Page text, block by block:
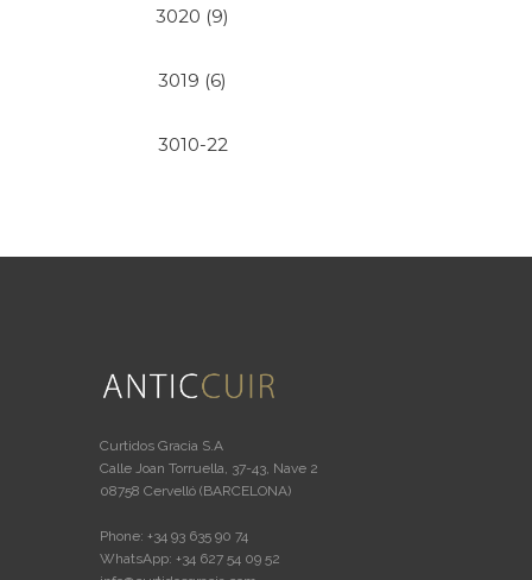
3020 (9)
3019 (6)
3010-22
Curtidos Gracia S.A
Calle Joan Torruella, 37-43, Nave 2
08758 Cervelló (BARCELONA)
Phone: +34 93 635 90 74
WhatsApp: +34 627 54 09 52